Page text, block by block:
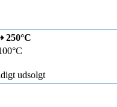
250°C
udsolgt